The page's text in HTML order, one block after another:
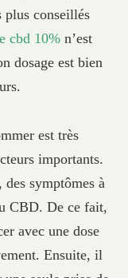
plus conseillés
cbd 10% n’est
dosage est bien
est très
importants.
symptômes à
CBD. De ce fait,
avec une dose
Ensuite, il